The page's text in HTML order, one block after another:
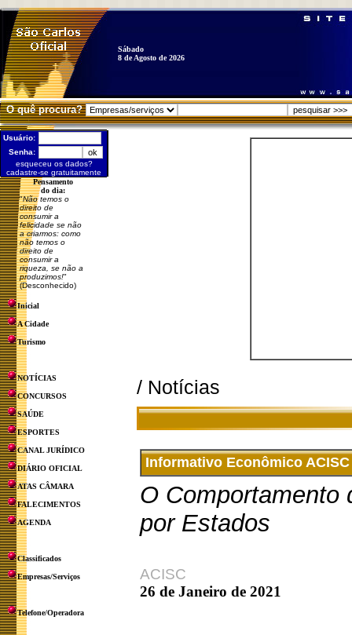
Sábado
8 de Agosto de 2026
O quê procura?
Usuário:
Senha:
esqueceu os dados?
cadastre-se gratuitamente
Pensamento
do dia:
"Não temos o
direito de
consumir a
felicidade se não
a criarmos: como
não temos o
direito de
consumir a
riqueza, se não a
produzimos!"
(Desconhecido)
Inicial
A Cidade
Turismo
NOTÍCIAS
CONCURSOS
SAÚDE
ESPORTES
CANAL JURÍDICO
DIÁRIO OFICIAL
ATAS CÂMARA
FALECIMENTOS
AGENDA
Classificados
Empresas/Serviços
Telefone/Operadora
/ Notícias
Informativo Econômico
O Comportamento
por Estados
ACISC
26 de Janeiro de 2021